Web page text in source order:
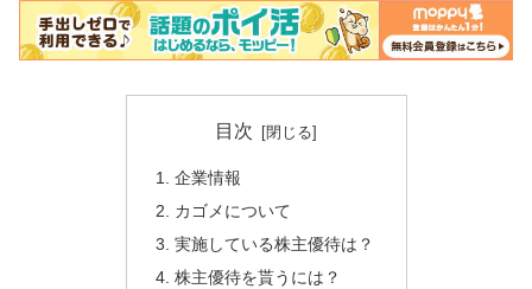
目次
企業情報
カゴメについて
実施している株主優待は？
株主優待を貰うには？